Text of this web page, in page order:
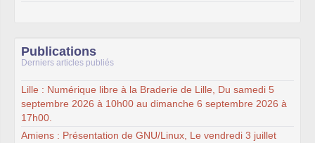
Publications
Derniers articles publiés
Lille : Numérique libre à la Braderie de Lille, Du samedi 5
septembre 2026 à 10h00 au dimanche 6 septembre 2026 à
17h00.
Amiens : Présentation de GNU/Linux, Le vendredi 3 juillet